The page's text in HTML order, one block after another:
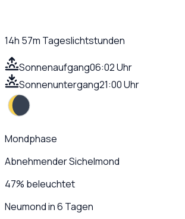
14h 57m Tageslichtstunden
Sonnenaufgang06:02 Uhr
Sonnenuntergang21:00 Uhr
Mondphase
Abnehmender Sichelmond
47% beleuchtet
Neumond in 6 Tagen